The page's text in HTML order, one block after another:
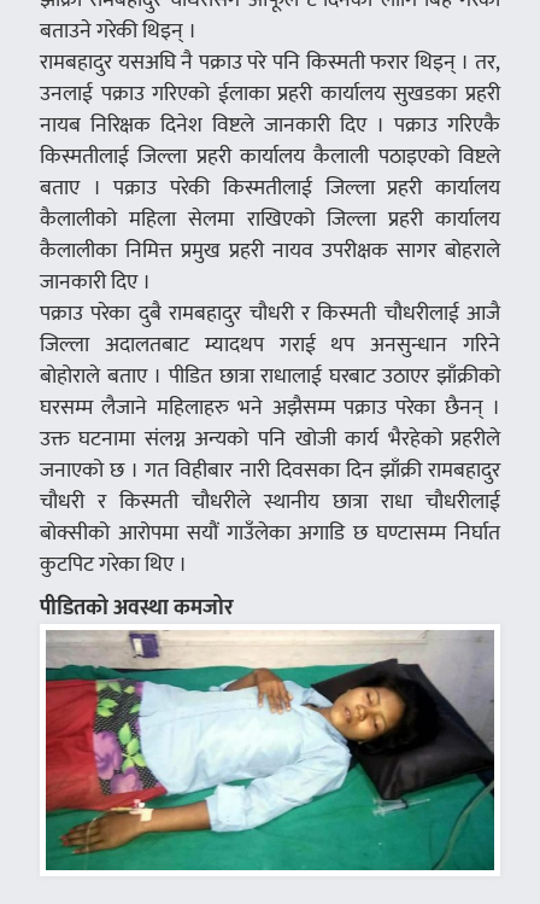
बताउने गरेकी थिइन् ।
रामबहादुर यसअघि नै पक्राउ परे पनि किस्मती फरार थिइन् । तर,
उनलाई पक्राउ गरिएको ईलाका प्रहरी कार्यालय सुखडका प्रहरी
नायब निरिक्षक दिनेश विष्टले जानकारी दिए । पक्राउ गरिएकै
किस्मतीलाई जिल्ला प्रहरी कार्यालय कैलाली पठाइएको विष्टले
बताए । पक्राउ परेकी किस्मतीलाई जिल्ला प्रहरी कार्यालय
कैलालीको महिला सेलमा राखिएको जिल्ला प्रहरी कार्यालय
कैलालीका निमित्त प्रमुख प्रहरी नायव उपरीक्षक सागर बोहराले
जानकारी दिए ।
पक्राउ परेका दुबै रामबहादुर चौधरी र किस्मती चौधरीलाई आजै
जिल्ला अदालतबाट म्यादथप गराई थप अनसुन्धान गरिने
बोहोराले बताए । पीडित छात्रा राधालाई घरबाट उठाएर झाँक्रीको
घरसम्म लैजाने महिलाहरु भने अझैसम्म पक्राउ परेका छैनन् ।
उक्त घटनामा संलग्न अन्यको पनि खोजी कार्य भैरहेको प्रहरीले
जनाएको छ । गत विहीबार नारी दिवसका दिन झाँक्री रामबहादुर
चौधरी र किस्मती चौधरीले स्थानीय छात्रा राधा चौधरीलाई
बोक्सीको आरोपमा सयौं गाउँलेका अगाडि छ घण्टासम्म निर्घात
कुटपिट गरेका थिए ।
पीडितको अवस्था कमजोर